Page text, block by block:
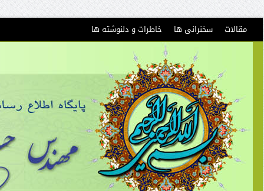
مقالات سخنرانی ها خاطرات و دلنوشته ها